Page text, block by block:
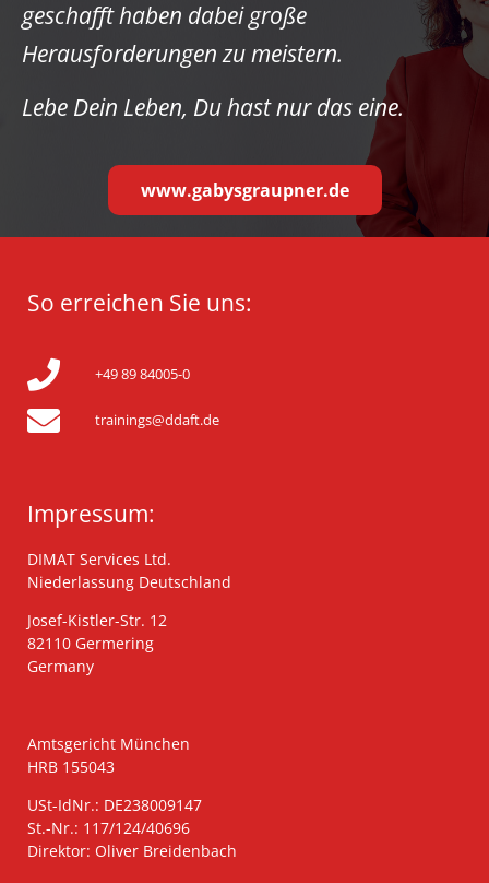
geschafft haben dabei große
Herausforderungen zu meistern.
Lebe Dein Leben, Du hast nur das eine.
www.gabysgraupner.de
So erreichen Sie uns:
+49 89 84005-0
trainings@ddaft.de
Impressum:
DIMAT Services Ltd.
Niederlassung Deutschland
Josef-Kistler-Str. 12
82110 Germering
Germany
Amtsgericht München
HRB 155043
USt-IdNr.: DE238009147
St.-Nr.: 117/124/40696
Direktor: Oliver Breidenbach